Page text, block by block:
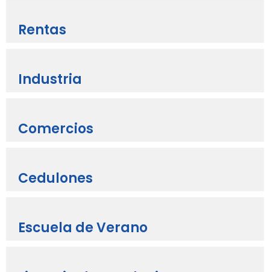
Rentas
Industria
Comercios
Cedulones
Escuela de Verano